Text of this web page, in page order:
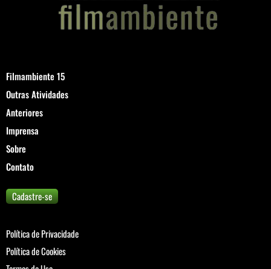
Filmambiente 15
Outras Atividades
Anteriores
Imprensa
Sobre
Contato
Cadastre-se
Política de Privacidade
Política de Cookies